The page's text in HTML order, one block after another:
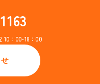
10：00-18：00